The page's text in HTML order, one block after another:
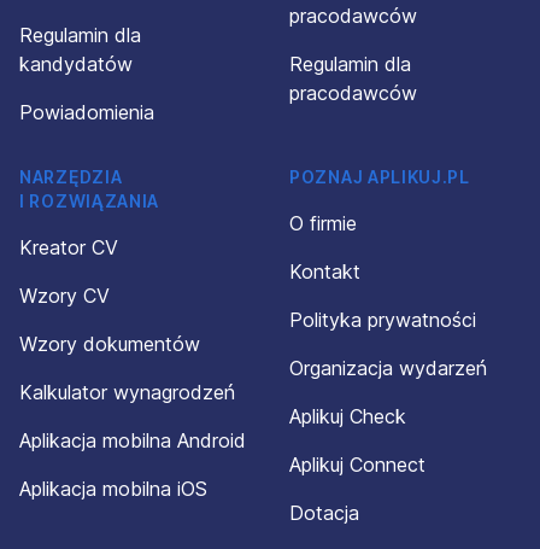
Regulamin dla
kandydatów
Powiadomienia
pracodawców
Regulamin dla
pracodawców
NARZĘDZIA
I ROZWIĄZANIA
Kreator CV
Wzory CV
Wzory dokumentów
Kalkulator wynagrodzeń
Aplikacja mobilna Android
Aplikacja mobilna iOS
POZNAJ APLIKUJ.PL
O firmie
Kontakt
Polityka prywatności
Organizacja wydarzeń
Aplikuj Check
Aplikuj Connect
Dotacja